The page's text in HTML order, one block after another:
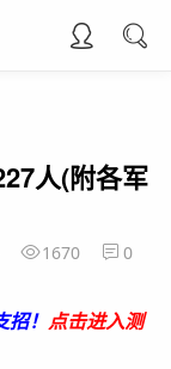
人(附各军
1670 0
！ 点击进入测